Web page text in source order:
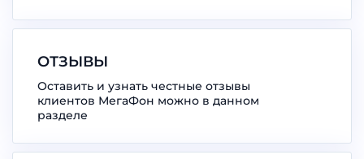
ОТЗЫВЫ
Оставить и узнать честные отзывы
клиентов МегаФон можно в данном
разделе